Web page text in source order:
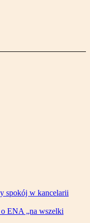
spokój w kancelarii
ENA „na wszelki